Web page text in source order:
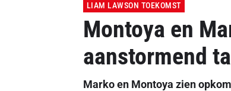
LIAM LAWSON TOEKOMST
Montoya en
aanstormend
Marko en Montoya zien